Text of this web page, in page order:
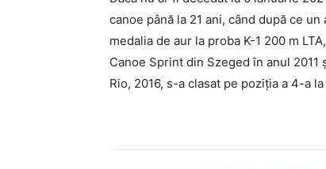
canoe până la 21 ani, când după ce
medalia de aur la proba K-1 200 m
Canoe Sprint din Szeged în anul
Rio, 2016, s-a clasat pe poziția a 4-a